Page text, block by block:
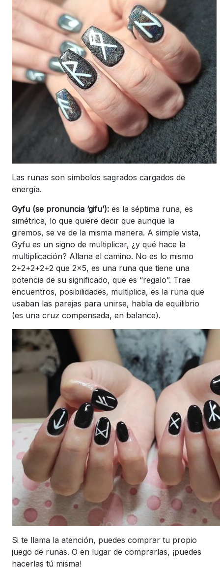
Las runas son símbolos sagrados cargados de
energía.
Gyfu (se pronuncia ‘gifu’): es la séptima runa, es
simétrica, lo que quiere decir que aunque la
giremos, se ve de la misma manera. A simple vista,
Gyfu es un signo de multiplicar, ¿y qué hace la
multiplicación? Allana el camino. No es lo mismo
2+2+2+2+2 que 2×5, es una runa que tiene una
potencia de su significado, que es “regalo”. Trae
encuentros, posibilidades, multiplica, es la runa que
usaban las parejas para unirse, habla de equilibrio
(es una cruz compensada, en balance).
Si te llama la atención, puedes comprar tu propio
juego de runas. O en lugar de comprarlas, ¡puedes
hacerlas tú misma!